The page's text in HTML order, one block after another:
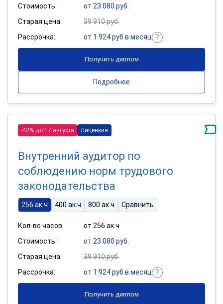
Стоимость:
от 23 080 руб.
Старая цена:
39 910 руб.
Рассрочка:
от 1 924 руб в месяц
Получить диплом
Подробнее
-42% до 17 августа Лицензия
Внутренний аудитор по
соблюдению норм трудового
законодательства
256 ак.ч 400 ак.ч 800 ак.ч Сравнить
Кол-во часов:
от 256 ак.ч
Стоимость:
от 23 080 руб.
Старая цена:
39 910 руб.
Рассрочка:
от 1 924 руб в месяц
Получить диплом